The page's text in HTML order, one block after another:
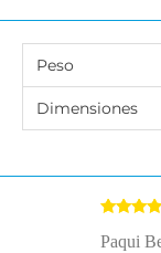
Peso
Dimensiones
con5de
Paqui